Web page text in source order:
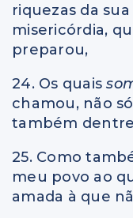
riquezas da
misericórdia,
preparou,
24. Os quais
chamou, não
também
25. Como
meu povo ao
amada à que